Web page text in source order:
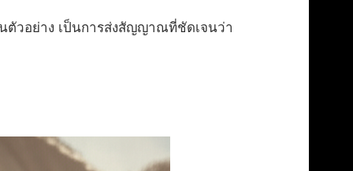
ตัวอย่าง เป็นการส่งสัญญาณที่ชัดเจนว่า